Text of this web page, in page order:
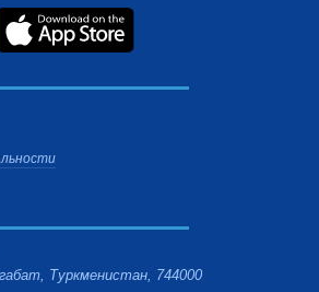
Туркменистан, 744000